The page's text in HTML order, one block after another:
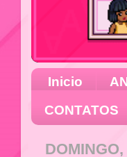
Inicio
CONTATOS